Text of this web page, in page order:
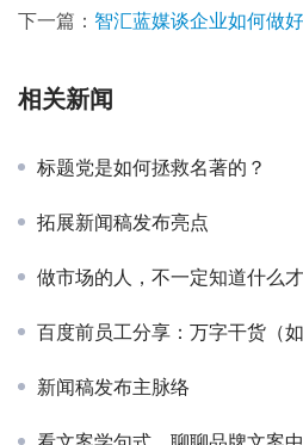
下一篇： 智汇蓝媒谈企业如何做
相关新闻
标题党是如何拯救名著的？
拓展新闻稿发布亮点
做市场的人，不一定知道什么
百度前员工分享：万字干货（如
新闻稿发布主脉络